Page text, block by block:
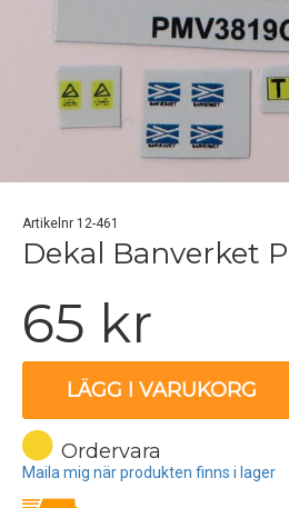
Artikelnr 12-461
Dekal Banverket
65 kr
LÄGG I VARUKORG
Ordervara
Maila mig när produkten finns i lager